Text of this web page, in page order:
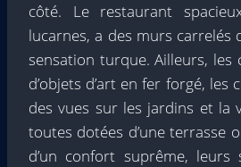
côté. Le restaurant
lucarnes, a des murs
sensation turque. Ailleurs, les
d’objets d’art en fer forgé, les
des vues sur les jardins et la
toutes dotées d’une terrasse
d’un confort suprême, leurs